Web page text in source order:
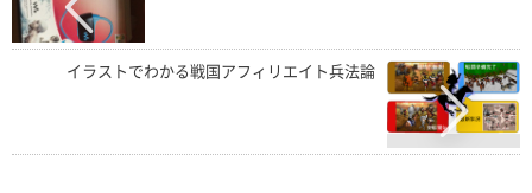
イラストでわかる戦国アフィリエイト兵法論